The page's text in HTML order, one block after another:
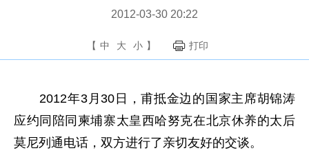
2012-03-30 20:22
【 中 大 小 】 打印
2012年3月30日，甫抵金边的国家主席胡锦涛
应约同陪同柬埔寨太皇西哈努克在北京休养的太后
莫尼列通电话，双方进行了亲切友好的交谈。